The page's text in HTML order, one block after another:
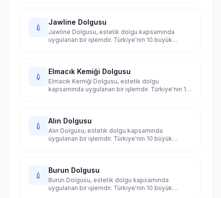
💉
Jawline Dolgusu
Jawline Dolgusu, estetik dolgu kapsamında
uygulanan bir işlemdir. Türkiye'nin 10 büyük
💉
Elmacık Kemiği Dolgusu
Elmacık Kemiği Dolgusu, estetik dolgu
kapsamında uygulanan bir işlemdir. Türkiye'nin 10
💉
Alın Dolgusu
Alın Dolgusu, estetik dolgu kapsamında
uygulanan bir işlemdir. Türkiye'nin 10 büyük
💉
Burun Dolgusu
Burun Dolgusu, estetik dolgu kapsamında
uygulanan bir işlemdir. Türkiye'nin 10 büyük